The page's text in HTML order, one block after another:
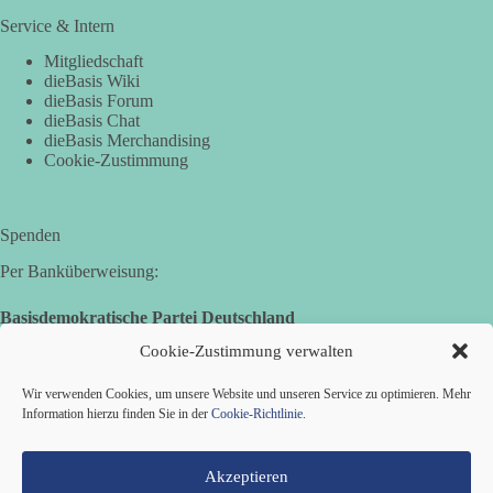
Cookie-Zustimmung verwalten
Wir verwenden Cookies, um unsere Website und unseren Service zu optimieren. Mehr
Information hierzu finden Sie in der Cookie-Richtlinie.
Akzeptieren
DieBasis
2 Tage(n) zuvor
Jetzt dieBasis Sachsen-Anhalt unterstützen!
September statt. Die Inhalte stehen – jetzt müssen sie gesehen,
Folge unseren Kanälen:
Facebook:
https://www.facebook.com/groups/diebasissachsenanhalt/
https://www.instagram.com/die_basis_sachsen_anhalt/
Tiktok:https://www.tiktok.com/@diebasis_sachsenanhalt
https://www.youtube.com/dieBasisSachsenAnhalt
Service & Intern
Mitgliedschaft
dieBasis Wiki
dieBasis Forum
dieBasis Chat
dieBasis Merchandising
Cookie-Zustimmung
Spenden
Per Banküberweisung:
Basisdemokratische Partei Deutschland
IBAN: DE16 6539 0120 0434 1370 06
BIC: GENODES1EBI